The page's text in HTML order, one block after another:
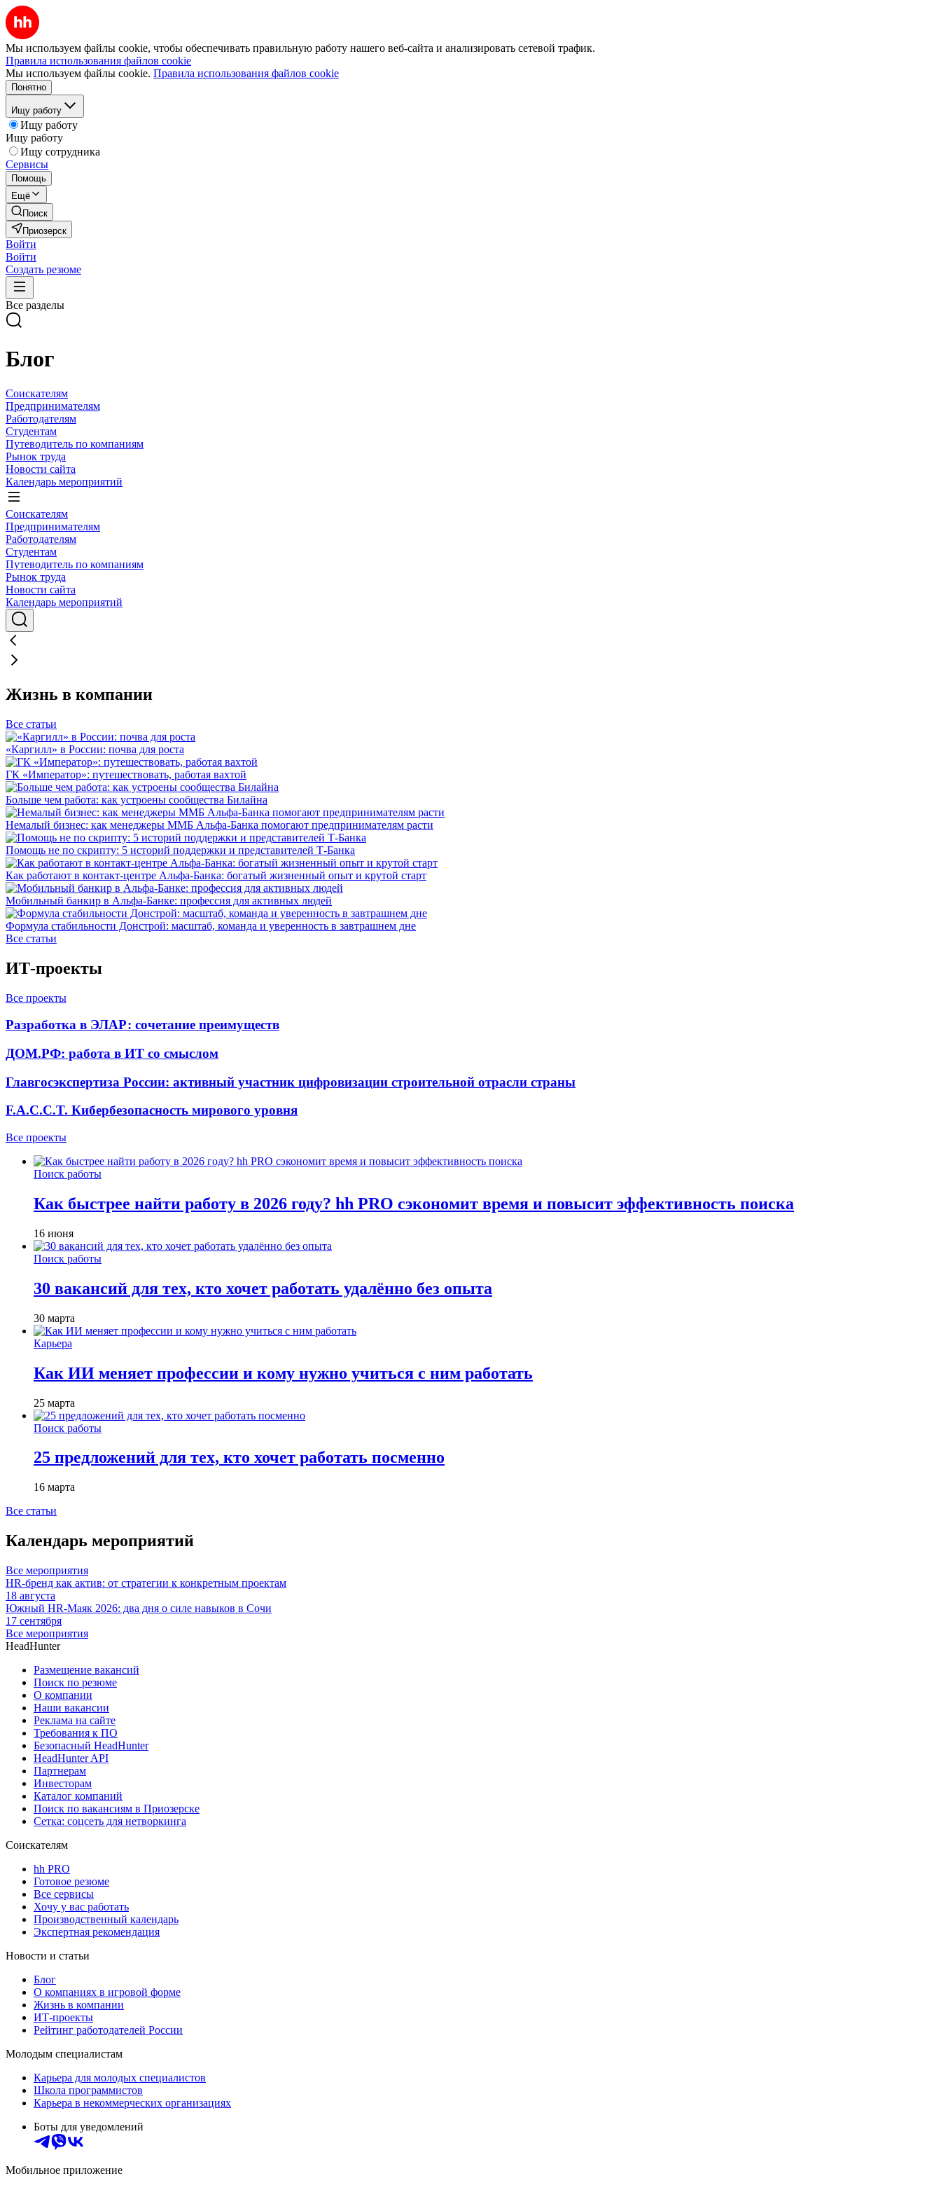
Мы используем файлы cookie, чтобы обеспечивать правильную работу нашего веб-сайта и анализировать сетевой трафик.
Правила использования файлов cookie
Мы используем файлы cookie. Правила использования файлов cookie
Понятно
Ищу работу
Ищу работу
Ищу работу
Ищу сотрудника
Сервисы
Помощь
Ещё
Поиск
Приозерск
Войти
Войти
Создать резюме
Все разделы
Блог
Соискателям
Предпринимателям
Работодателям
Студентам
Путеводитель по компаниям
Рынок труда
Новости сайта
Календарь мероприятий
Соискателям
Предпринимателям
Работодателям
Студентам
Путеводитель по компаниям
Рынок труда
Новости сайта
Календарь мероприятий
Жизнь в компании
Все статьи
«Каргилл» в России: почва для роста
ГК «Император»: путешествовать, работая вахтой
Больше чем работа: как устроены сообщества Билайна
Немалый бизнес: как менеджеры ММБ Альфа-Банка помогают предпринимателям расти
Помощь не по скрипту: 5 историй поддержки и представителей Т-Банка
Как работают в контакт-центре Альфа-Банка: богатый жизненный опыт и крутой старт
Мобильный банкир в Альфа-Банке: профессия для активных людей
Формула стабильности Донстрой: масштаб, команда и уверенность в завтрашнем дне
Все статьи
ИТ-проекты
Все проекты
Разработка в ЭЛАР: сочетание преимуществ
ДОМ.РФ: работа в ИТ со смыслом
Главгосэкспертиза России: активный участник цифровизации строительной отрасли страны
F.A.C.C.T. Кибербезопасность мирового уровня
Все проекты
Поиск работы
Как быстрее найти работу в 2026 году? hh PRO сэкономит время и повысит эффективность поиска
16 июня
Поиск работы
30 вакансий для тех, кто хочет работать удалённо без опыта
30 марта
Карьера
Как ИИ меняет профессии и кому нужно учиться с ним работать
25 марта
Поиск работы
25 предложений для тех, кто хочет работать посменно
16 марта
Все статьи
Календарь мероприятий
Все мероприятия
HR-бренд как актив: от стратегии к конкретным проектам
18 августа
Южный HR-Маяк 2026: два дня о силе навыков в Сочи
17 сентября
Все мероприятия
HeadHunter
Размещение вакансий
Поиск по резюме
О компании
Наши вакансии
Реклама на сайте
Требования к ПО
Безопасный HeadHunter
HeadHunter API
Партнерам
Инвесторам
Каталог компаний
Поиск по вакансиям в Приозерске
Сетка: соцсеть для нетворкинга
Соискателям
hh PRO
Готовое резюме
Все сервисы
Хочу у вас работать
Производственный календарь
Экспертная рекомендация
Новости и статьи
Блог
О компаниях в игровой форме
Жизнь в компании
ИТ-проекты
Рейтинг работодателей России
Молодым специалистам
Карьера для молодых специалистов
Школа программистов
Карьера в некоммерческих организациях
Боты для уведомлений
Мобильное приложение